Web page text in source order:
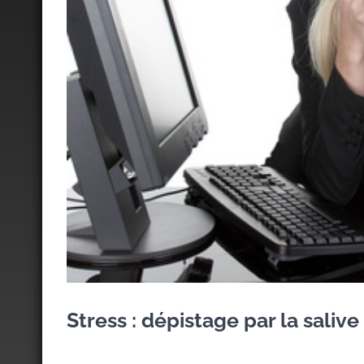
Stress : dépistage par la salive